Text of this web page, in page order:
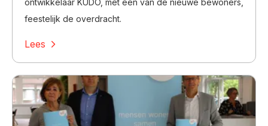
ontwikkelaar KUDO, met een van de nieuwe bewoners,
feestelijk de overdracht.
Lees